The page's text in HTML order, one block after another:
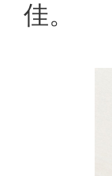
佳。